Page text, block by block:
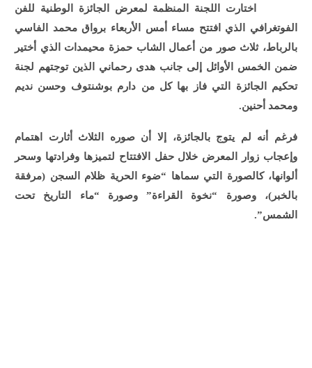
اختارت اللجنة المنظمة لمعرض الجائزة الوطنية للفن
الفوتغرافي الذي افتتح مساء أمس الأربعاء برواق محمد الفاسي
بالرباط، ثلاث صور من أعمال الشاب حمزة محيمدات الذي أختير
ضمن الخمس الأوائل إلى جانب هدى رحماني الذين توجتهم لجنة
تحكيم الجائزة التي فاز بها كل من دارم بوشنتوف وحسن نديم
ومحمد أحنين.
فرغم أنه لم يتوج بالجائزة، إلا أن صوره الثلاث أثارت اهتمام
وإعجاب زوار المعرض خلال حفل الافتتاح لتميزها وفرادتها وسحر
ألوانها، كالصورة التي سماها “ضوء الحرية ظلام السجن (مرفقة
بالخبر)، وصورة “نخوة القراءة” وصورة “ماء التاريخ تحت
الشمس”.